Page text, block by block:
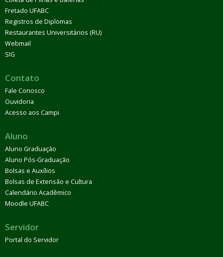
Fretado UFABC
Registros de Diplomas
Restaurantes Universitários (RU)
Webmail
SIG
Contato
Fale Conosco
Ouvidoria
Acesso aos Campi
Aluno
Aluno Graduação
Aluno Pós-Graduação
Bolsas e Auxílios
Bolsas de Extensão e Cultura
Calendário Acadêmico
Moodle UFABC
Servidor
Portal do Servidor